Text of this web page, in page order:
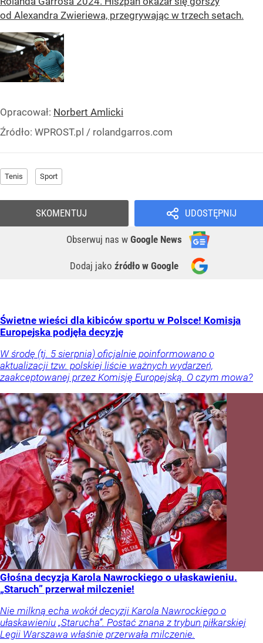
od Alexandra Zwieriewa, przegrywając w trzech setach.
Opracował: Norbert Amlicki
Źródło: WPROST.pl / rolandgarros.com
Tenis Sport
UDOSTĘPNIJ
Obserwuj nas w Google News
Dodaj jako źródło w Google
SKOMENTUJ
Świetne wieści dla kibiców sportu w Polsce! Komisja
Europejska podjęła decyzję
W środę (tj. 5 sierpnia) oficjalnie poinformowano o
aktualizacji tzw. polskiej liście ważnych wydarzeń,
zaakceptowanej przez Komisję Europejską. O czym mowa?
Głośna decyzja Karola Nawrockiego o ułaskawieniu.
„Staruch” przerwał milczenie!
Nie milkną echa wokół decyzji Karola Nawrockiego o
ułaskawieniu „Starucha”. Postać znana z trybun piłkarskiej
Legii Warszawa właśnie przerwała milczenie.